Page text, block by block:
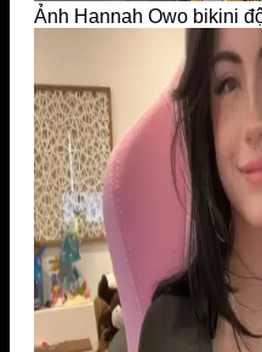
Ảnh Hannah Owo bikini